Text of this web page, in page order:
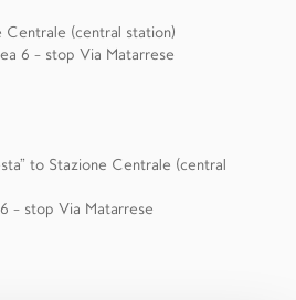
Centrale (central station)
6 – stop Via Matarrese
to Stazione Centrale (central
– stop Via Matarrese